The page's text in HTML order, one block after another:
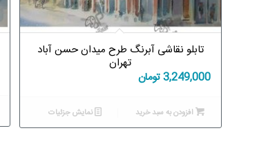
تابلو نقاشی آبرنگ طرح میدان حسن آباد
تهران
3,249,000تومان
افزودن به سبد خرید نمایش جزئیات